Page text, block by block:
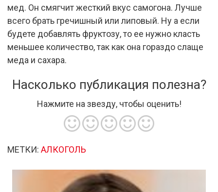
мед. Он смягчит жесткий вкус самогона. Лучше
всего брать гречишный или липовый. Ну а если
будете добавлять фруктозу, то ее нужно класть
меньшее количество, так как она гораздо слаще
меда и сахара.
Насколько публикация полезна?
Нажмите на звезду, чтобы оценить!
МЕТКИ: АЛКОГОЛЬ